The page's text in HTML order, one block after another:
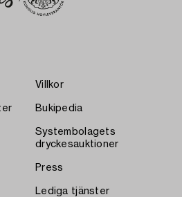
Villkor
Bukipedia
Systembolagets
dryckesauktioner
Press
Lediga tjänster